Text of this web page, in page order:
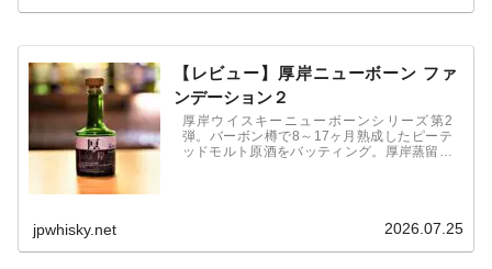
【レビュー】厚岸ニューボーン ファ
ンデーション２
厚岸ウイスキーニューボーンシリーズ第2
弾。バーボン樽で8～17ヶ月熟成したピーテ
ッドモルト原酒をバッティング。厚岸蒸留所
jpwhisky.net 2026.07.25